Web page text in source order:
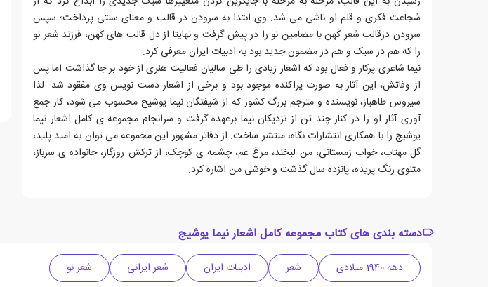
شجاعت فکری و قلم او ناشی می شد. وی ابتدا به سرودن در قالب و معنای سنتی پرداخت؛ سپس
سرودن درقالب شعر کهن با مضامین نو را در پیش گرفت و نهایتا از دل قالب های کهن، فرزند شعر نو
را که هم در سبک و هم در مضمون جدید بود به ادبیات ایران معرفی کرد.
نیما شاعری پرکار و فعال بود که اشعار زیادی را طی سالیان فعالیت هنری از خود بر جا گذاشت اما پس
از وفاتش، این آثار به صورت پراکنده موجود بود و برخی از اشعار دست نویس وی مفقود شد. لذا
سیروس طاهباز، نویسنده و مترجم بزرگ کشور که از شیفتگان نیما یوشیج محسوب می شود، کار جمع
آوری آثار او را در کنار چند تن از نزدیکان نیما برعهده گرفت و سرانجام مجموعه ی کامل اشعار نیما
یوشیج را با همکاری انتشارات نگاه، منتشر ساخت. از دفاتر مشهور این مجموعه می توان به امید پلید،
گل مهتاب، خواب زمستانی، من لبخند، مرغ غم، چشمه ی کوچک، از ترکش روزگار، خانواده ی سرباز،
مثنوی رنگ پریده، پانزده سال گذشت و خوشی من اشاره کرد.
دسته بندی های کتاب مجموعه کامل اشعار نیما یوشیج
دهه 1940 میلادی شعر ادبیات ایران شعر ایرانی شعر نو